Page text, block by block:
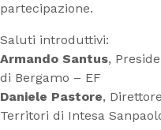
partecipazione.
Saluti introduttivi:
Armando Santus,
di Bergamo – EF
Daniele Pastore,
Territori di Intesa